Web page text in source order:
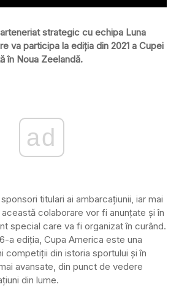
strategic cu echipa Luna
va participa la ediția din 2021 a Cupei
în Noua Zeelandă.
ad
titulari ai ambarcațiunii, iar mai
colaborare vor fi anunțate și în
special care va fi organizat în curând.
a ediția, Cupa America este una
competiții din istoria sportului și în
avansate, din punct de vedere
din lume.